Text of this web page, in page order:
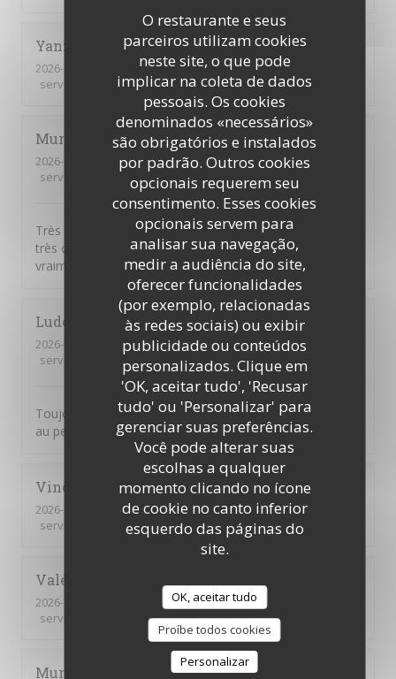
O restaurante e seus
parceiros utilizam cookies
neste site, o que pode
implicar na coleta de dados
pessoais. Os cookies
denominados «necessários»
são obrigatórios e instalados
por padrão. Outros cookies
opcionais requerem seu
consentimento. Esses cookies
opcionais servem para
analisar sua navegação,
medir a audiência do site,
oferecer funcionalidades
(por exemplo, relacionadas
às redes sociais) ou exibir
publicidade ou conteúdos
personalizados. Clique em
'OK, aceitar tudo', 'Recusar
tudo' ou 'Personalizar' para
gerenciar suas preferências.
Você pode alterar suas
escolhas a qualquer
momento clicando no ícone
de cookie no canto inferior
esquerdo das páginas do
site.
OK, aceitar tudo
Proíbe todos cookies
Personalizar
Yannick
2026-07-30
- 12:15 - guests 10
service
ambience: 5/5 menu:5/5 quality_price
Muriel
2026-07-29
- 12:00 - guests 6
service
ambience: 5/5 menu: 5 /5 quality_price
Très bon rapport qualité / prix. Tous les convives étaient
très contents. Formule tout compris qui comprend
vraiment tout ! BARVO
Ludovic
2026-07-29
- 12:15 - guests 10
service
ambience: 5/5 menu: /5 quality_price
Toujours excellent les plats sont raffiné le personnel est
au petit soin. Merci à toute l'équipe.
Vincent
2026-07-29
- 12:15 - guests 8
service
ambience:5/5 menu 5/5 quality_price
Valérie
2026-07-27
- 12:15 - guests 5
service
ambience:5/5 menu:5/5 quality_price
Muriel